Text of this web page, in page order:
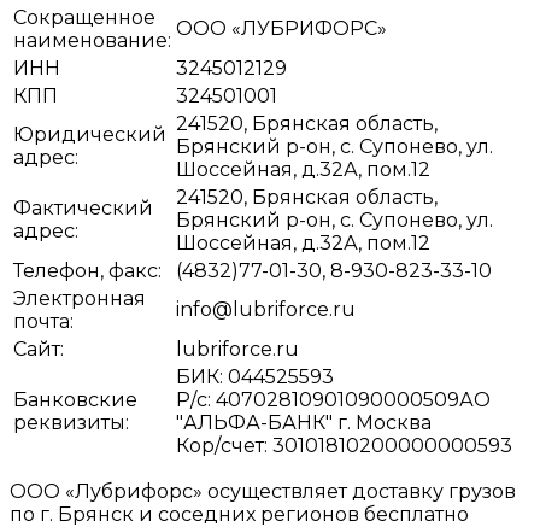
Сокращенное
наименование:
ООО «ЛУБРИФОРС»
ИНН
3245012129
КПП
324501001
Юридический
адрес:
241520, Брянская область,
Брянский р-он, с. Супонево, ул.
Шоссейная, д.32А, пом.12
Фактический
адрес:
241520, Брянская область,
Брянский р-он, с. Супонево, ул.
Шоссейная, д.32А, пом.12
Телефон, факс:
(4832)77-01-30, 8-930-823-33-10
Электронная
почта:
info@lubriforce.ru
Сайт:
lubriforce.ru
Банковские
реквизиты:
БИК: 044525593
Р/с: 40702810901090000509АО
"АЛЬФА-БАНК" г. Москва
Кор/счет: 30101810200000000593
ООО «Лубрифорс» осуществляет доставку грузов
по г. Брянск и соседних регионов бесплатно